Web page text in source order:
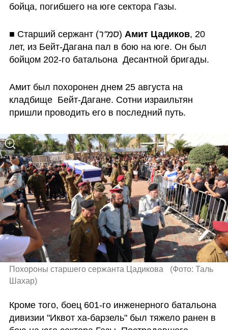
бойца, погибшего на юге сектора Газы.
■ Старший сержант (סמ"ר) Амит Цадиков, 20
лет, из Бейт-Дагана пал в бою на юге. Он был
бойцом 202-го батальона  Десантной бригады.
Амит был похоронен днем 25 августа на
кладбище  Бейт-Дагане. Сотни израильтян
пришли проводить его в последний путь.
Похороны старшего сержанта Цадикова (Фото: Таль
Шахар)
Кроме того, боец 601-го инженерного батальона
дивизии "Иквот ха-барзель" был тяжело ранен в